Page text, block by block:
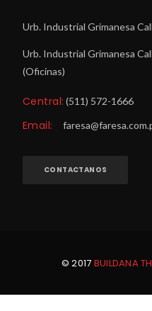
Urb. Industrial Grimanesa
Urb. Industrial Grimanesa
(Oficinas)
Central: (511) 572-1666
Email:
CONTACTANOS
© 2017 BUILDANA